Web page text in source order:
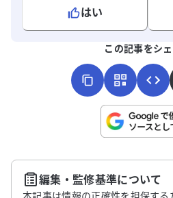
はい
こちらは送信専用のフォームです
送信する
この記事をシ
編集・監修基準について
本記事は情報の正確性を担保す